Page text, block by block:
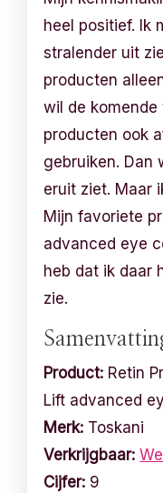
heel positief. Ik
stralender uit
producten
wil de
producten ook
gebruiken. Dan
eruit ziet. Maar
Mijn favoriete
advanced eye
heb dat ik daar
zie.
Product: Retin
Lift advanced
Merk: Toskani
Verkrijgbaar:
Cijfer: 9